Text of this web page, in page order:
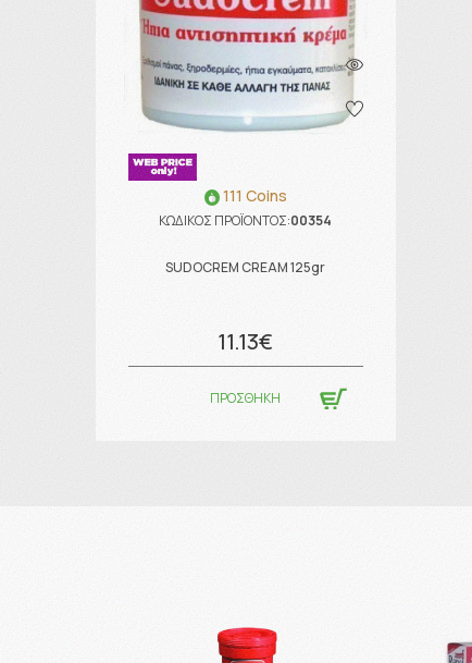
111 Coins
ΚΩΔΙΚΟΣ ΠΡΟΪΟΝΤΟΣ:00354
SUDOCREM CREAM 125gr
11.13€
ΠΡΟΣΘΗΚΗ